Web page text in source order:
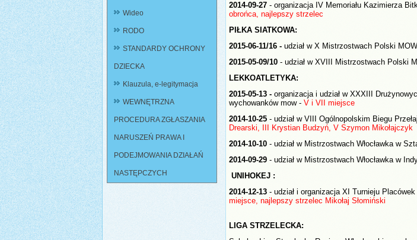
Wideo
RODO
STANDARDY OCHRONY
DZIECKA
Klauzula, e-legitymacja
WEWNĘTRZNA
PROCEDURA ZGŁASZANIA
NARUSZEŃ PRAWA I
PODEJMOWANIA DZIAŁAŃ
NASTĘPCZYCH
2014-09-27 - organizacja IV Memoriału Kazimierza
obrońca, najlepszy strzelec
PIŁKA SIATKOWA:
2015-06-11/16 - udział w X Mistrzostwach Polski
2015-05-09/10 - udział w XVIII Mistrzostwach Polski
LEKKOATLETYKA:
2015-05-13 - organizacja i udział w XXXIII
wychowanków mow - V i VII miejsce
2014-10-25 - udział w VIII Ogólnopolskim Biegu
Drearski, III Krystian Budzyń, V Szymon Mikołajczyk
2014-10-10 - udział w Mistrzostwach Włocławka w
2014-09-29 - udział w Mistrzostwach Włocławka w
UNIHOKEJ :
2014-12-13 - udział i organizacja XI Turnieju
miejsce, najlepszy strzelec Mikołaj Słomiński
LIGA STRZELECKA: